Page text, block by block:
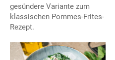
gesündere Variante zum
klassischen Pommes-Frites-
Rezept.